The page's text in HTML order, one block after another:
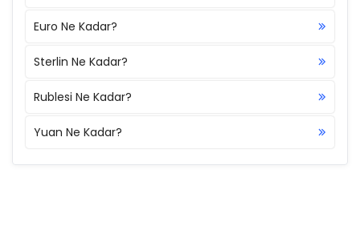
Euro Ne Kadar?
Sterlin Ne Kadar?
Rublesi Ne Kadar?
Yuan Ne Kadar?